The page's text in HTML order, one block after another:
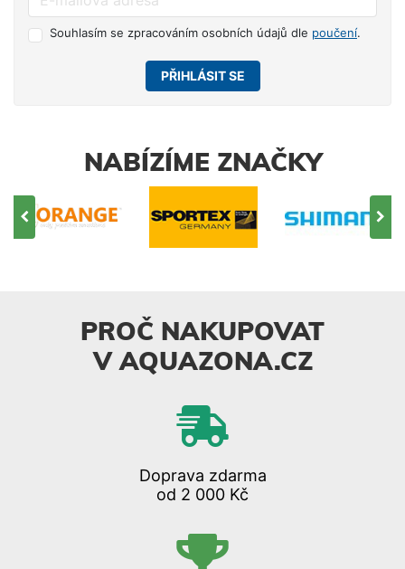
Souhlasím se zpracováním osobních údajů dle poučení.
PŘIHLÁSIT SE
NABÍZÍME ZNAČKY
PROČ NAKUPOVAT
V AQUAZONA.CZ
Doprava zdarma
od 2 000 Kč